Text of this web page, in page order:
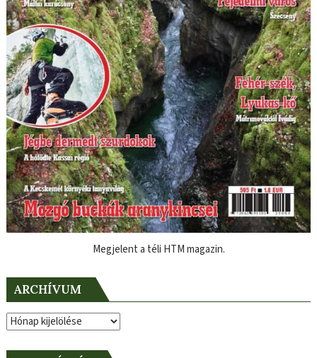
Megjelent a téli HTM magazin.
ARCHÍVUM
Archívum